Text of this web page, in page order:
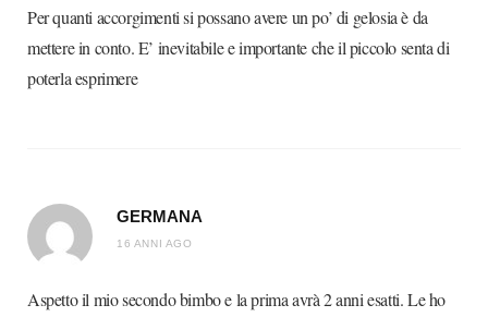
Per quanti accorgimenti si possano avere un po’ di gelosia è da
mettere in conto. E’ inevitabile e importante che il piccolo senta di
poterla esprimere
GERMANA
16 ANNI AGO
Aspetto il mio secondo bimbo e la prima avrà 2 anni esatti. Le ho